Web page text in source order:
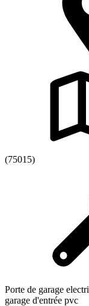
(75015)
Porte de garage
garage d'entrée pvc